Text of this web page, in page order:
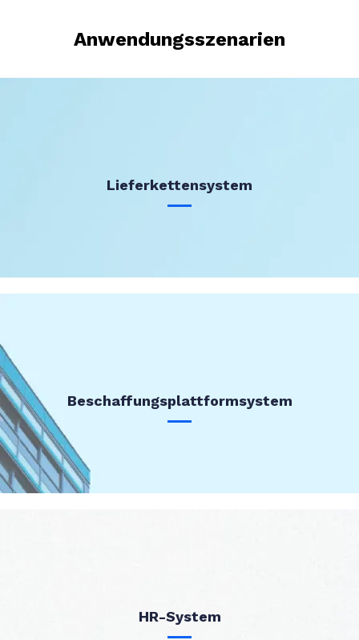
Anwendungsszenarien
Lieferkettensystem
Beschaffungsplattformsystem
HR-System